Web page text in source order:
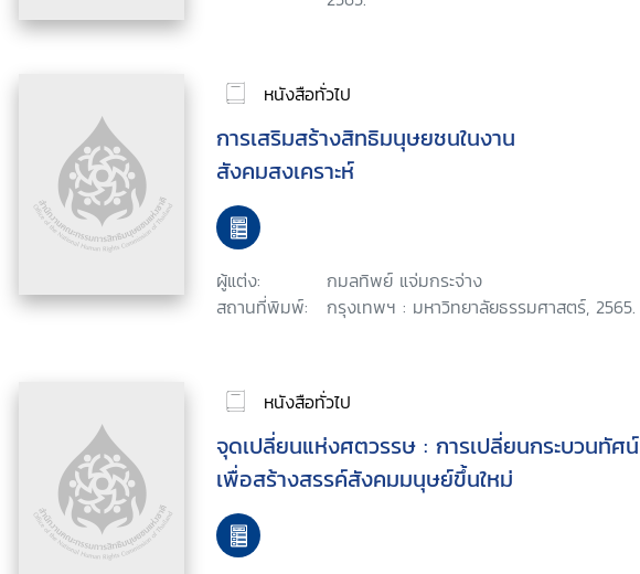
หนังสือทั่วไป
การเสริมสร้างสิทธิมนุษยชนในงาน
สังคมสงเคราะห์
ผู้แต่ง:
กมลทิพย์ แจ่มกระจ่าง
สถานที่พิมพ์:
กรุงเทพฯ : มหาวิทยาลัยธรรมศาสตร์, 2565.
หนังสือทั่วไป
จุดเปลี่ยนแห่งศตวรรษ : การเปลี่ยนกระบวนทัศน์
เพื่อสร้างสรรค์สังคมมนุษย์ขึ้นใหม่